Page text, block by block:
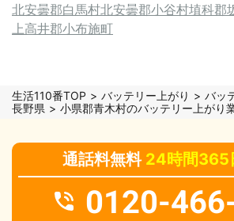
北安曇郡白馬村北安曇郡小谷村埴科郡
上高井郡小布施町
生活110番TOP バッテリー上がり
バッ
長野県
小県郡青木村のバッテリー上がり
通話料無料 24時間365
0120-